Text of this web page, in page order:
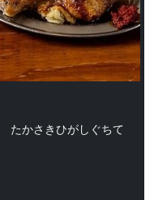
かさきひがしぐちて